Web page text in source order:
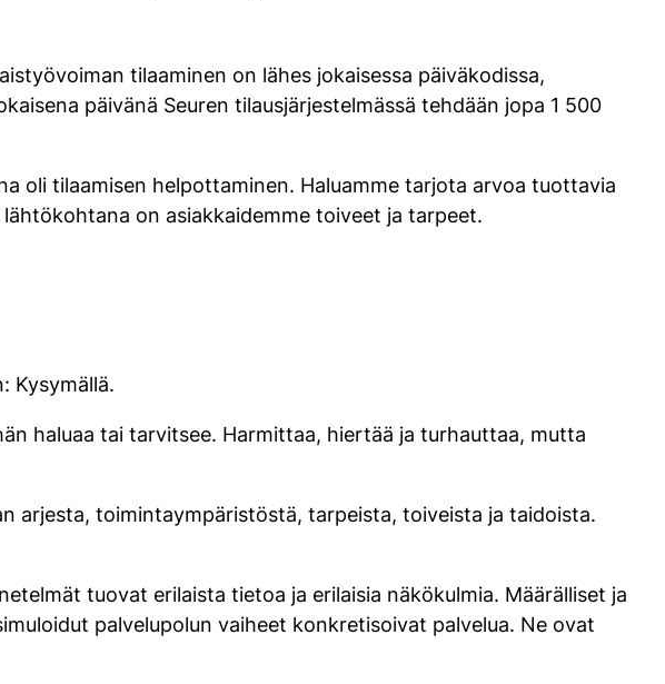
tilaaminen on lähes jokaisessa päiväkodissa,
päivänä Seuren tilausjärjestelmässä tehdään jopa 1 500
oli tilaamisen helpottaminen. Haluamme tarjota arvoa tuottavia
on asiakkaidemme toiveet ja tarpeet.
Kysymällä.
haluaa tai tarvitsee. Harmittaa, hiertää ja turhauttaa, mutta
arjesta, toimintaympäristöstä, tarpeista, toiveista ja taidoista.
tuovat erilaista tietoa ja erilaisia näkökulmia. Määrälliset ja
palvelupolun vaiheet konkretisoivat palvelua. Ne ovat